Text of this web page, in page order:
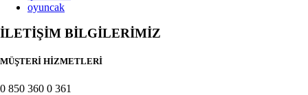
oyuncak
İLETİŞİM BİLGİLERİMİZ
MÜŞTERİ HİZMETLERİ
0 850 360 0 361